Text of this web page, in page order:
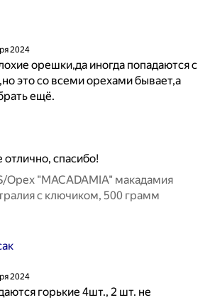
2024
орешки,да иногда попадаются с
это со всеми орехами бывает,а
ещё.
отлично, спасибо!
Орех "MACADAMIA" макадамия
с ключиком, 500 грамм
2024
горькие 4шт., 2 шт. не